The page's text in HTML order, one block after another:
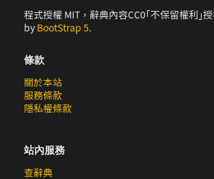
程式授權 MIT，辭典內容CC0｢不保留權利｣
by BootStrap 5.
條款
關於本站
服務條款
隱私權條款
站內服務
查辭典